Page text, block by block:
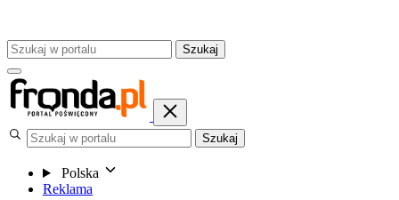
Szukaj
Szukaj
Polska
Reklama